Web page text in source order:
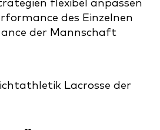
flexibel anpassen
des Einzelnen
der Mannschaft